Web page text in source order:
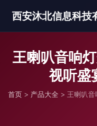
西安沐北信息科技
王喇叭音响
视听盛
首页 > 产品大全 > 王喇叭